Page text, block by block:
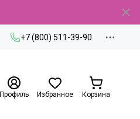
+7 (800) 511-39-90
Профиль Избранное Корзина